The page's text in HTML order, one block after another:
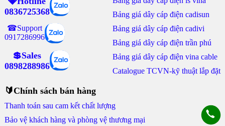
0836725368
☎Support
0917286996
💲Sales
0898288986
Bảng giá dây cáp điện cadisun
Bảng giá dây cáp điện cadivi
Bảng giá dây cáp điện trần phú
Bảng giá dây cáp điện vina cable
Catalogue TCVN-kỹ thuật lắp đặt
🔰Chính sách bán hàng
Thanh toán sau cam kết chất lượng
Bảo vệ khách hàng và phòng vệ thương mại